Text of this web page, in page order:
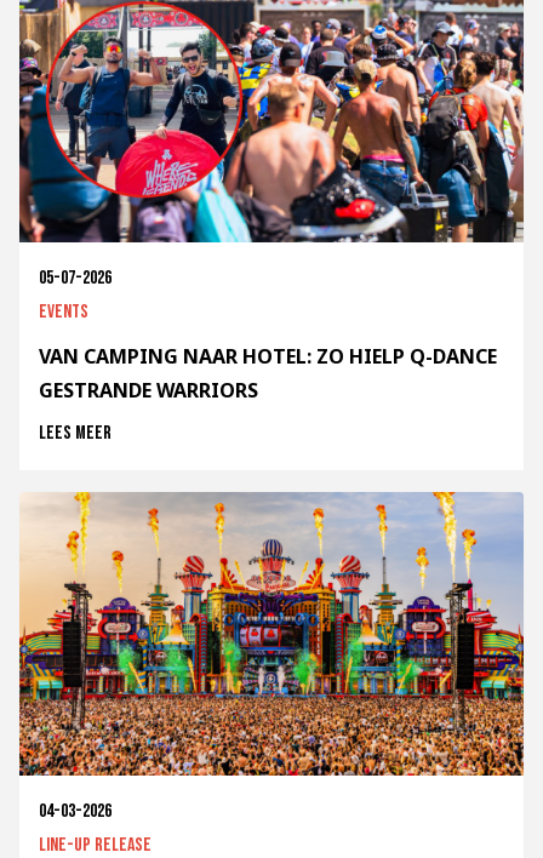
05-07-2026
Events
VAN CAMPING NAAR HOTEL: ZO HIELP Q-DANCE
GESTRANDE WARRIORS
Lees meer
04-03-2026
Line-up release